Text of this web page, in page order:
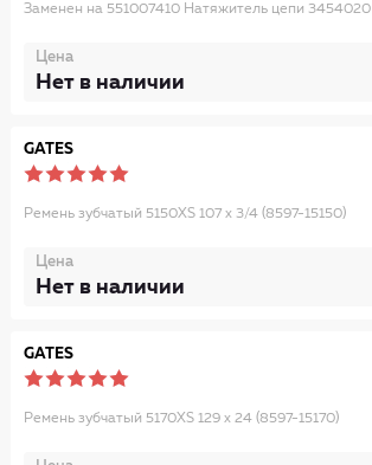
Заменен на 551007410 Натяжитель цепи 3454020
Цена
Нет в наличии
GATES
Ремень зубчатый 5150XS 107 x 3/4 (8597-15150)
Цена
Нет в наличии
GATES
Ремень зубчатый 5170XS 129 x 24 (8597-15170)